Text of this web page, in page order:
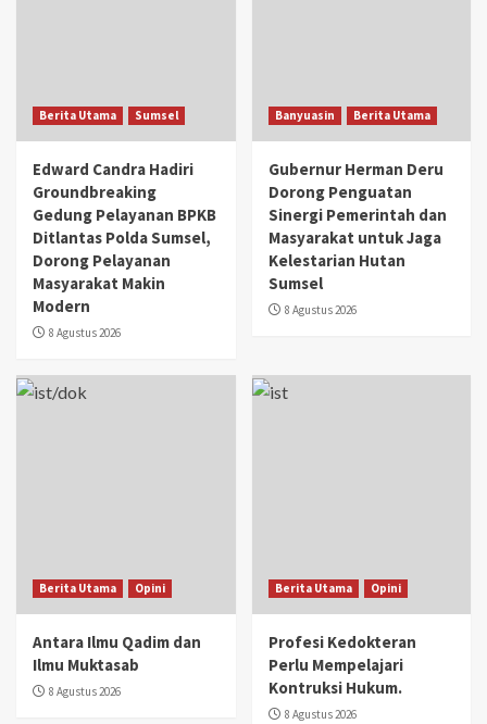
Berita Utama Sumsel
Edward Candra Hadiri
Groundbreaking
Gedung Pelayanan BPKB
Ditlantas Polda Sumsel,
Dorong Pelayanan
Masyarakat Makin
Modern
8 Agustus 2026
Banyuasin Berita Utama
Gubernur Herman Deru
Dorong Penguatan
Sinergi Pemerintah dan
Masyarakat untuk Jaga
Kelestarian Hutan
Sumsel
8 Agustus 2026
Berita Utama Opini
Antara Ilmu Qadim dan
Ilmu Muktasab
8 Agustus 2026
Berita Utama Opini
Profesi Kedokteran
Perlu Mempelajari
Kontruksi Hukum.
8 Agustus 2026